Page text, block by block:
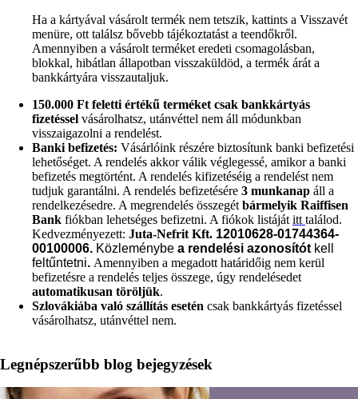
Ha a kártyával vásárolt termék nem tetszik, kattints a Visszavét
menüre, ott találsz bővebb tájékoztatást a teendőkről.
Amennyiben a vásárolt terméket eredeti csomagolásban,
blokkal, hibátlan állapotban visszaküldöd, a termék árát a
bankkártyára visszautaljuk.
150.000 Ft feletti értékű terméket csak bankkártyás
fizetéssel vásárolhatsz, utánvéttel nem áll módunkban
visszaigazolni a rendelést.
Banki befizetés: Vásárlóink részére biztosítunk banki befizetési
lehetőséget. A rendelés akkor válik véglegessé, amikor a banki
befizetés megtörtént. A rendelés kifizetéséig a rendelést nem
tudjuk garantálni. A rendelés befizetésére 3 munkanap áll a
rendelkezésedre. A megrendelés összegét bármelyik Raiffisen
Bank fiókban lehetséges befizetni. A fiókok listáját itt találod.
Kedvezményezett: Juta-Nefrit Kft. 12010628-01744364-
00100006. Közleménybe a rendelési azonosítót kell
feltűntetni. Amennyiben a megadott határidőig nem kerül
befizetésre a rendelés teljes összege, úgy rendelésedet
automatikusan töröljük.
Szlovákiába való szállítás esetén csak bankkártyás fizetéssel
vásárolhatsz, utánvéttel nem.
Legnépszerűbb blog bejegyzések